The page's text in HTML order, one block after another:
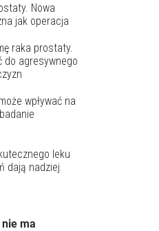
Nowa
jak operacja
raka prostaty.
do agresywnego
wpływać na
leku
dają nadziej
ma